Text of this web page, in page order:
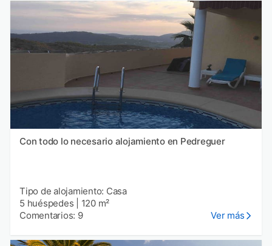
Con todo lo necesario alojamiento en Pedreguer
Tipo de alojamiento: Casa
5 huéspedes
120 m²
Comentarios: 9
Ver más